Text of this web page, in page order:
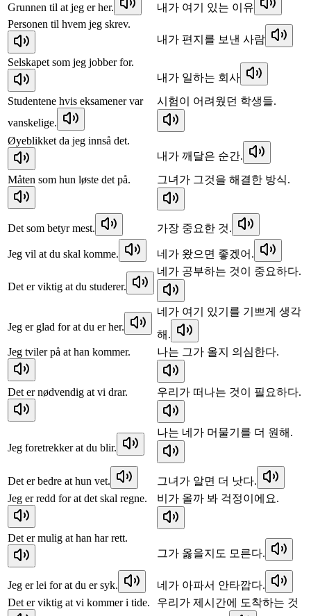
Grunnen til at jeg er her.
내가 여기 있는 이유
Personen til hvem jeg skrev.
내가 편지를 보낸 사람
Selskapet som jeg jobber for.
내가 일하는 회사
Studentene hvis eksamener var
vanskelige.
시험이 어려웠던 학생들.
Øyeblikket da jeg innså det.
내가 깨달은 순간.
Måten som hun løste det på.
그녀가 그것을 해결한 방식.
Det som betyr mest. 가장 중요한 것.
Jeg vil at du skal komme. 네가 왔으면 좋겠어.
Det er viktig at du studerer.
네가 공부하는 것이 중요하다.
Jeg er glad for at du er her.
네가 여기 있기를 기쁘게 생각
해.
Jeg tviler på at han kommer.
나는 그가 올지 의심한다.
Det er nødvendig at vi drar. 우리가 떠나는 것이 필요하다.
Jeg foretrekker at du blir.
나는 네가 머물기를 더 원해.
Det er bedre at hun vet.
그녀가 알면 더 낫다.
Jeg er redd for at det skal regne.
비가 올까 봐 걱정이에요.
Det er mulig at han har rett.
그가 옳을지도 모른다.
Jeg er lei for at du er syk.
네가 아파서 안타깝다.
Det er viktig at vi kommer i tide.
우리가 제시간에 도착하는 것